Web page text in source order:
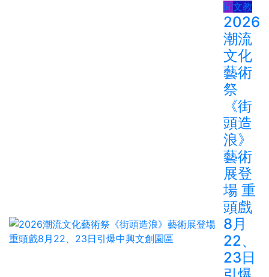
聞文教
2026
潮流
文化
藝術
祭
《街
頭造
浪》
藝術
展登
場 重
頭戲
8月
22、
23日